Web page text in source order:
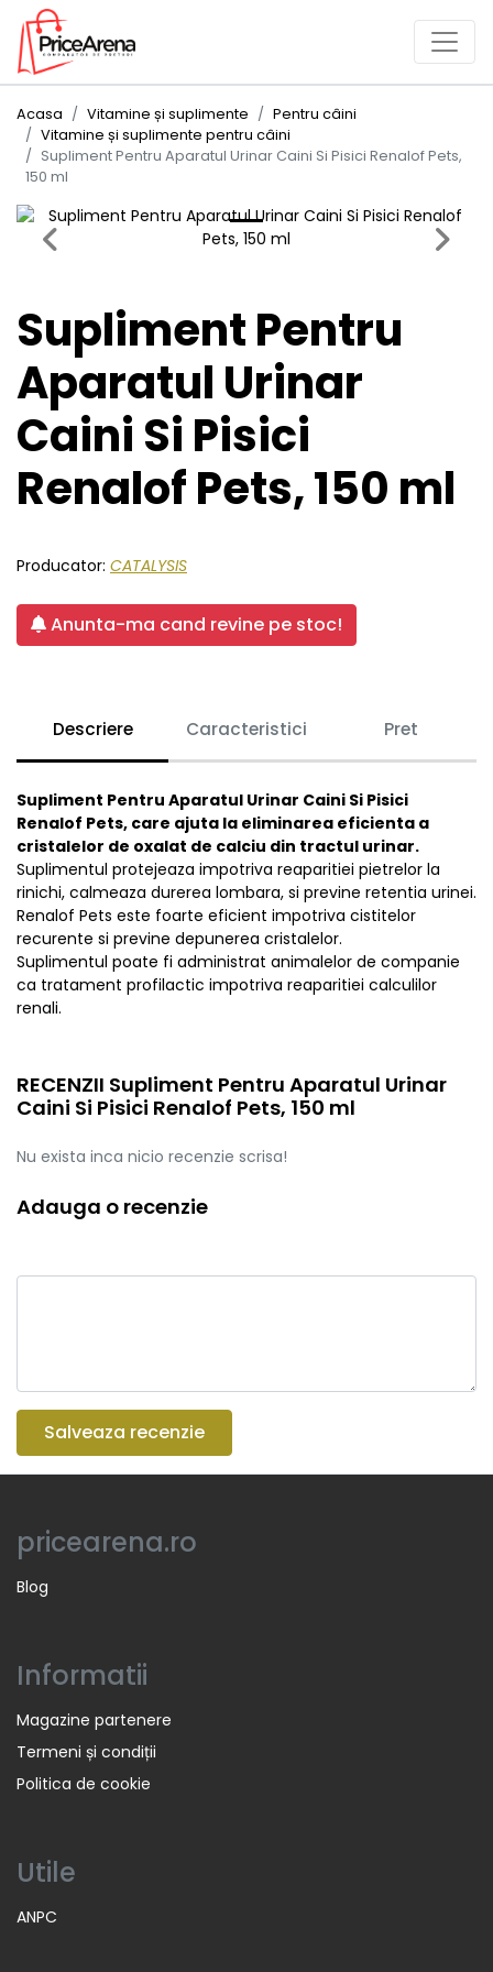
Acasa Vitamine și suplimente
Pentru câini
Vitamine și suplimente pentru câini
Supliment Pentru Aparatul Urinar Caini Si Pisici Renalof Pets,
150 ml
Previous Next
Supliment Pentru
Aparatul Urinar
Caini Si Pisici
Renalof Pets, 150 ml
Producator: CATALYSIS
Anunta-ma cand revine pe stoc!
Descriere Caracteristici Pret
Supliment Pentru Aparatul Urinar Caini Si Pisici
Renalof Pets, care ajuta la eliminarea eficienta a
cristalelor de oxalat de calciu din tractul urinar.
Suplimentul protejeaza impotriva reaparitiei pietrelor la
rinichi, calmeaza durerea lombara, si previne retentia urinei.
Renalof Pets este foarte eficient impotriva cistitelor
recurente si previne depunerea cristalelor.
Suplimentul poate fi administrat animalelor de companie
ca tratament profilactic impotriva reaparitiei calculilor
renali.
RECENZII Supliment Pentru Aparatul Urinar
Caini Si Pisici Renalof Pets, 150 ml
Nu exista inca nicio recenzie scrisa!
Adauga o recenzie
Salveaza recenzie
pricearena.ro
Blog
Informatii
Magazine partenere
Termeni și condiții
Politica de cookie
Utile
ANPC